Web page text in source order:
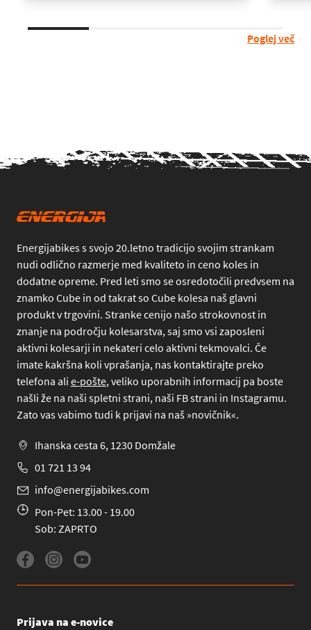
Poglej več
Energijabikes s svojo 20.letno tradicijo svojim strankam
nudi odlično razmerje med kvaliteto in ceno koles in
dodatne opreme. Pred leti smo se osredotočili predvsem na
znamko Cube in od takrat so Cube kolesa naš glavni
produkt v trgovini. Stranke cenijo našo strokovnost in
znanje na področju kolesarstva, saj smo vsi zaposleni
aktivni kolesarji in nekateri celo aktivni tekmovalci. Če
imate kakršna koli vprašanja, nas kontaktirajte preko
telefona ali e-pošte, veliko uporabnih informacij pa boste
našli že na naši spletni strani, naši FB strani in Instagramu.
Zato vas vabimo tudi k prijavi na naš »novičnik«.
Ihanska cesta 6, 1230 Domžale
01 721 13 94
info@energijabikes.com
Pon-Pet: 13.00 - 19.00
Sob: ZAPRTO
Prijava na e-novice